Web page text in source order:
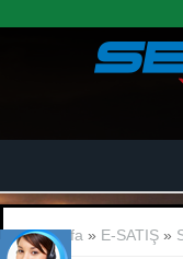
Buradasınız
Anasayfa » E-SATIŞ »